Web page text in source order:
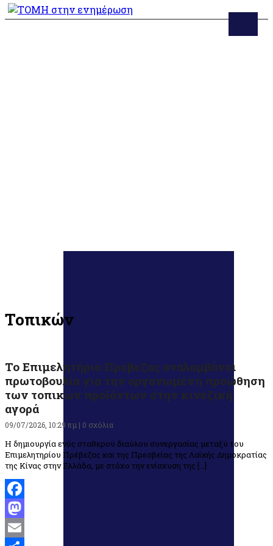
Τοπικών
Το Επιμελητήριο Πρέβεζας αναλαμβάνει
πρωτοβουλία για την οργανωμένη προώθηση
των τοπικών προϊόντων στην κινεζική
αγορά
09/07/2026, 10:29 πμ | 0 σχόλια
Η δημιουργία ενός σταθερού διαύλου συνεργασίας μεταξύ του
Επιμελητηρίου Πρέβεζας και της Πρεσβείας της Λαϊκής Δημοκρατίας
της Κίνας στην Ελλάδα, με στόχο την ενίσχυση της […]
Facebook
Mastodon